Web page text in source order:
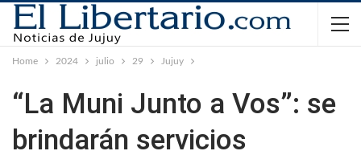
Home 2024 julio 29 Jujuy
“La Muni Junto a Vos”: se
brindarán servicios